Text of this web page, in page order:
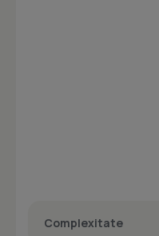
Complexitate